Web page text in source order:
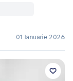
01 Ianuarie 2026